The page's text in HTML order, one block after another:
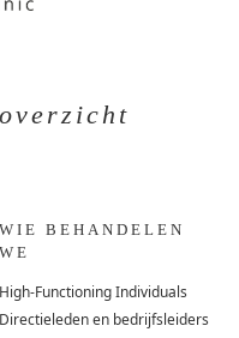
WIE BEHANDELEN
WE
High-Functioning Individuals
Directieleden en bedrijfsleiders